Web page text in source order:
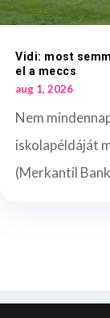
Vidi: most
el a meccs
aug 1, 2026
Nem
iskolapéldáját
(Merkantil